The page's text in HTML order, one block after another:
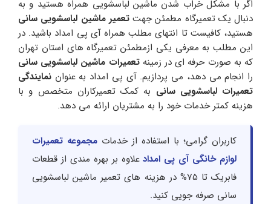
اگر با مشکل خراب شدن ماشین لباسشویی همراه هستید و به
دنبال یک تعمیرگاه مطمئن جهتتعمیر ماشین لباسشویی سانی
هستید، کافیست تا انتهای مطلب همراه آی پی امداد باشید. در
این مطلب به معرفی یکی ازمطمئن تعمیرگاه های استان تهران
که به صورت حرفه ای در زمینهتعمیرات ماشین لباسشویی سانی
را انجام می دهد، می پردازیم. آی پی امداد به عنوان نمایندگی
تعمیرات لباسشویی سانی به کمک تعمیرکاران متخصص و با
هزینه کمتر خدمات خود را به مشتریان ارائه می دهد.
کاربران گرامی؛ با استفاده از خدمات مجموعه تعمیرات
لوازم خانگی آی پی امدادعلاوه بر بهره مندی از قطعات
فابریک تا 75% در هزینه های تعمیر ماشین لباسشویی
سانی صرفه جویی کنید.